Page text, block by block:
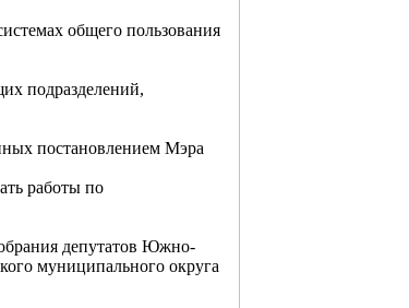
общего пользования
подразделений,
постановлением Мэра
работы по
депутатов Южно-
муниципального округа